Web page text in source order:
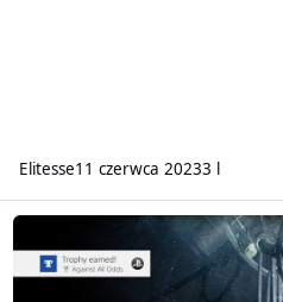
Elitesse11 czerwca 20233 l